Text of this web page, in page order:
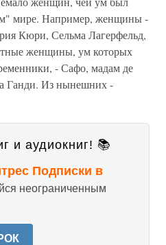
мире. Например, женщины -
Кюри, Сельма Лагерфельд,
женщины, ум которых
- Сафо, мадам де
Ганди. Из нынешних -
и аудиокниг! 📚
Подписки в
неограниченным